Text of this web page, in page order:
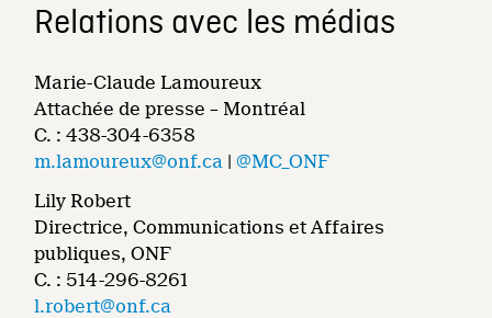
Relations avec les médias
Marie-Claude Lamoureux
Attachée de presse – Montréal
C. : 438-304-6358
m.lamoureux@onf.ca |@MC_ONF
Lily Robert
Directrice, Communications et Affaires
publiques, ONF
C. : 514-296-8261
l.robert@onf.ca